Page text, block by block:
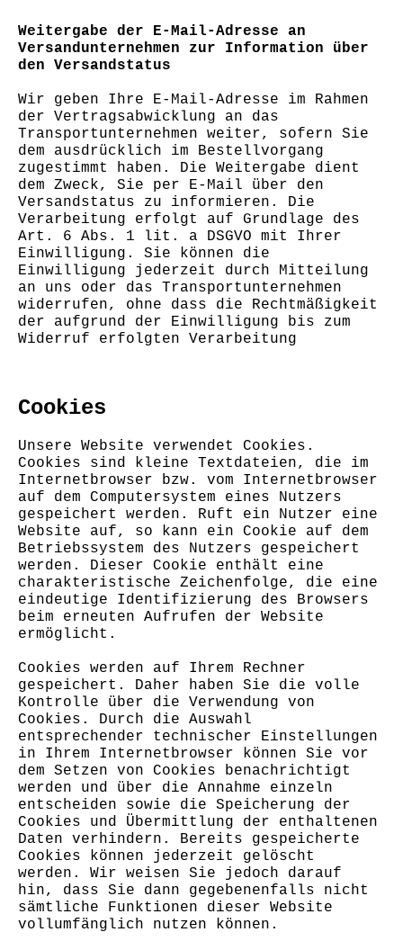
Weitergabe der E-Mail-Adresse an
Versandunternehmen zur Information über
den Versandstatus
Wir geben Ihre E-Mail-Adresse im Rahmen
der Vertragsabwicklung an das
Transportunternehmen weiter, sofern Sie
dem ausdrücklich im Bestellvorgang
zugestimmt haben. Die Weitergabe dient
dem Zweck, Sie per E-Mail über den
Versandstatus zu informieren. Die
Verarbeitung erfolgt auf Grundlage des
Art. 6 Abs. 1 lit. a DSGVO mit Ihrer
Einwilligung. Sie können die
Einwilligung jederzeit durch Mitteilung
an uns oder das Transportunternehmen
widerrufen, ohne dass die Rechtmäßigkeit
der aufgrund der Einwilligung bis zum
Widerruf erfolgten Verarbeitung
Cookies
Unsere Website verwendet Cookies.
Cookies sind kleine Textdateien, die im
Internetbrowser bzw. vom Internetbrowser
auf dem Computersystem eines Nutzers
gespeichert werden. Ruft ein Nutzer eine
Website auf, so kann ein Cookie auf dem
Betriebssystem des Nutzers gespeichert
werden. Dieser Cookie enthält eine
charakteristische Zeichenfolge, die eine
eindeutige Identifizierung des Browsers
beim erneuten Aufrufen der Website
ermöglicht.
Cookies werden auf Ihrem Rechner
gespeichert. Daher haben Sie die volle
Kontrolle über die Verwendung von
Cookies. Durch die Auswahl
entsprechender technischer Einstellungen
in Ihrem Internetbrowser können Sie vor
dem Setzen von Cookies benachrichtigt
werden und über die Annahme einzeln
entscheiden sowie die Speicherung der
Cookies und Übermittlung der enthaltenen
Daten verhindern. Bereits gespeicherte
Cookies können jederzeit gelöscht
werden. Wir weisen Sie jedoch darauf
hin, dass Sie dann gegebenenfalls nicht
sämtliche Funktionen dieser Website
vollumfänglich nutzen können.